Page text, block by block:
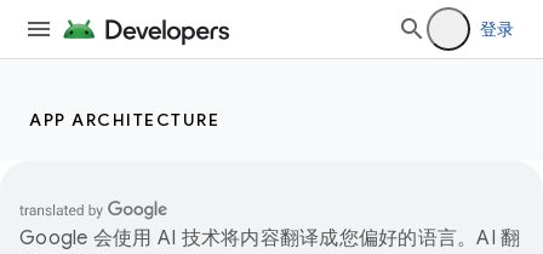
登录
APP ARCHITECTURE
Google 会使用 AI 技术将内容翻译成您偏好的语言。AI 翻